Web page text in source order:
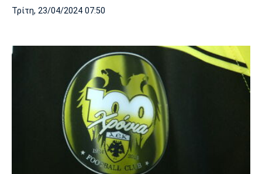
Τρίτη, 23/04/2024 07:50